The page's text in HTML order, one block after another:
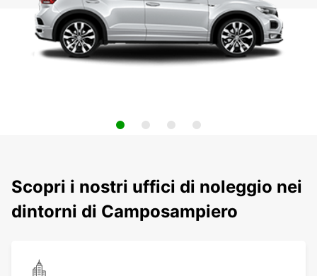
Scopri i nostri uffici di noleggio nei
dintorni di Camposampiero